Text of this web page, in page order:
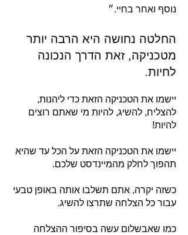
נוסף ואחר בחיי.״
החלטה נחושה היא הרבה יותר
מטכניקה, זאת הדרך הנכונה
לחיות.
יישמו את הטכניקה הזאת כדי ליהנות,
להצליח, להשיג, להיות מי שאתם רוצים
להיות!
יישמו את הטכניקה הזאת על הכל עד שהיא
תהפוך לחלק מהמיינדסט שלכם.
כשזה יקרה, אתם תשלבו אותה באופן טבעי
עבור כל הצלחה שתרצו להשיג.
כמו שאבשלום עשה בסיפור ההצלחה